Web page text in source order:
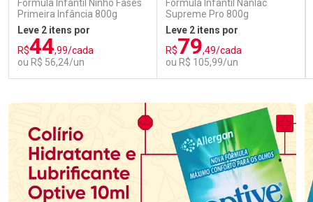
Fórmula Infantil Ninho Fases
Primeira Infância 800g
Leve 2 itens por
R$44,99/cada
ou R$ 56,24/un
Fórmula Infantil Nanlac
Supreme Pro 800g
Leve 2 itens por
R$79,49/cada
ou R$ 105,99/un
Laboratório
Por Menos